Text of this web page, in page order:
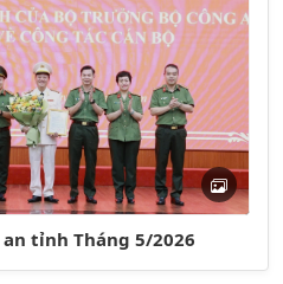
tỉnh Tháng 5/2026